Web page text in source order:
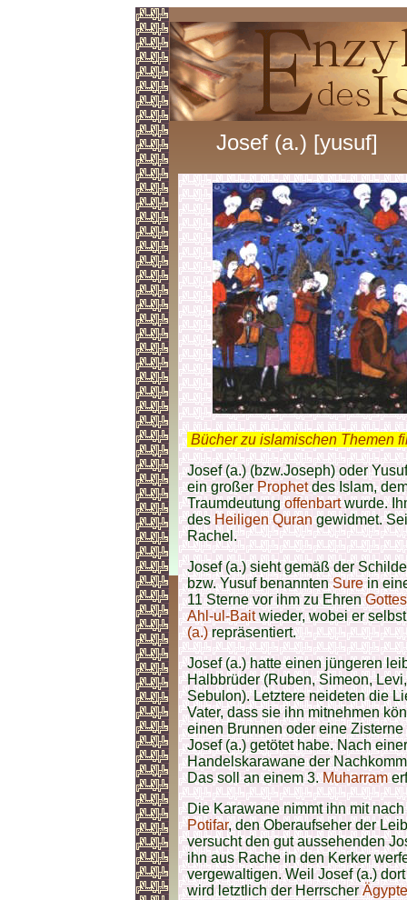
Josef (a.) [yusuf]
Bücher zu islamischen Themen
Josef (a.) (bzw.Joseph) oder
ein großerProphetdes Islam,
Traumdeutungoffenbartwurde.
desHeiligen Qurangewidmet.
Rachel.
Josef (a.) sieht gemäß der
bzw. Yusuf benanntenSurein
11 Sterne vor ihm zu EhrenGottes
Ahl-ul-Baitwieder, wobei er
(a.)repräsentiert.
Josef (a.) hatte einen jüngeren
Halbbrüder (Ruben, Simeon,
Sebulon). Letztere neideten die
Vater, dass sie ihn mitnehmen
einen Brunnen oder eine
Josef (a.) getötet habe. Nach
Handelskarawane der
Das soll an einem 3.Muharram
Die Karawane nimmt ihn mit
Potifar, den Oberaufseher der
versucht den gut aussehenden
ihn aus Rache in den Kerker
vergewaltigen. Weil Josef (a.)
wird letztlich der Herrscher